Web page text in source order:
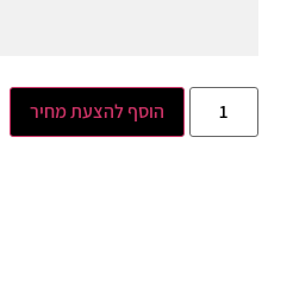
הוסף להצעת מחיר